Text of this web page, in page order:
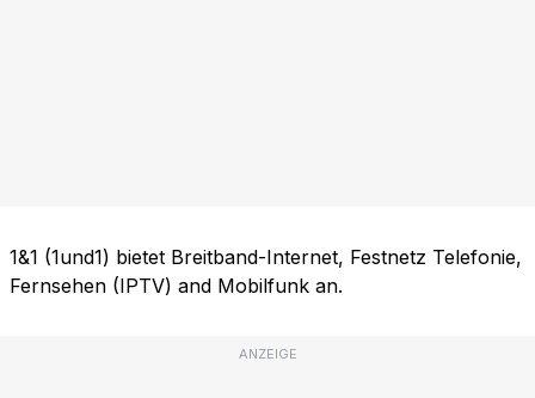
1&1 (1und1) bietet Breitband-Internet, Festnetz Telefonie,
Fernsehen (IPTV) and Mobilfunk an.
ANZEIGE